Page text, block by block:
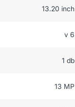
13.20 inch
v 6
1 db
13 MP